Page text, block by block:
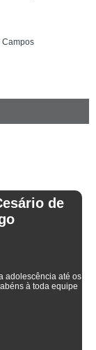
Campos
de
adolescência até os
à toda equipe